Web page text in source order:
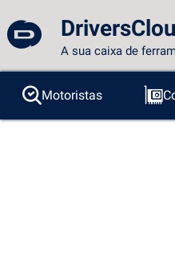
A sua caixa de
Motoristas
Sondas